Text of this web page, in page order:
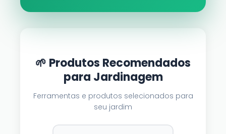
🌱 Produtos Recomendados
para Jardinagem
Ferramentas e produtos selecionados para
seu jardim